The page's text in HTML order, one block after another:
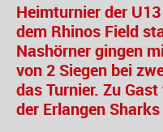
Heimturnier der
dem Rhinos Field
Nashörner gingen
von 2 Siegen bei
das Turnier. Zu
der Erlangen